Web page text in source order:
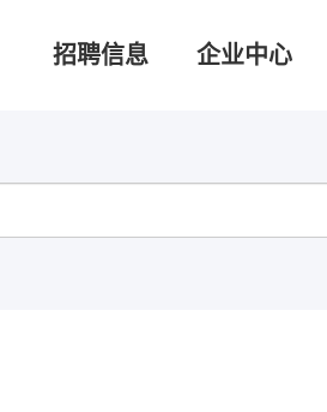
招聘信息 企业中心